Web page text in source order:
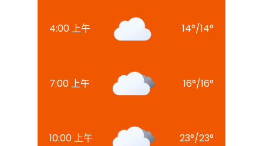
4:00 上午 14°/14°
7:00 上午 16°/16°
10:00 上午 23°/23°